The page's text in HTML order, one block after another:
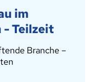
im
- Teilzeit
Branche –